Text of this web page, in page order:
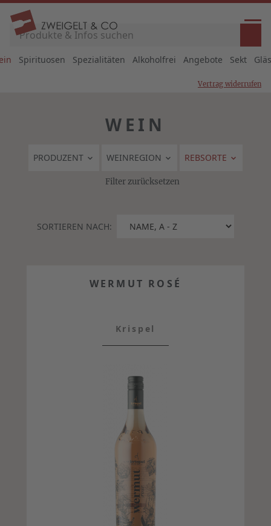
Spirituosen Spezialitäten Alkoholfrei Angebote Sekt
Vertrag widerrufen
WEIN
PRODUZENT WEINREGION REBSORTE
Filter zurücksetzen
SORTIEREN NACH:
WERMUT ROSÉ
Krispel